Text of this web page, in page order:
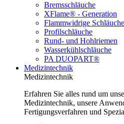
Bremsschläuche
XFlame® - Generation
Flammwidrige Schläuche
Profilschläuche
Rund- und Hohlriemen
Wasserkühlschläuche
PA DUOPART®
Medizintechnik
Medizintechnik
Erfahren Sie alles rund um
Medizintechnik, unsere
Fertigungsverfahren und